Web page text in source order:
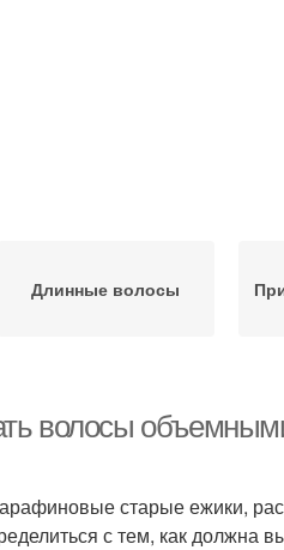
Длинные волосы
волосы
старые ежики,
с тем, как должна